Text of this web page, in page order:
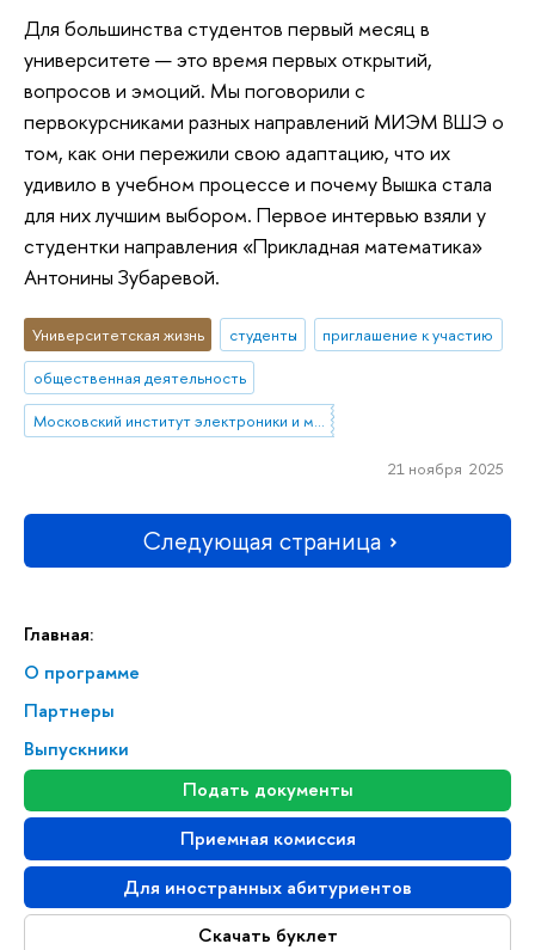
Главная:
О программе
Партнеры
Выпускники
Подать документы
Приемная комиссия
Для иностранных абитуриентов
Скачать буклет
Для большинства студентов первый месяц в
университете — это время первых открытий,
вопросов и эмоций. Мы поговорили с
первокурсниками разных направлений МИЭМ ВШЭ о
том, как они пережили свою адаптацию, что их
удивило в учебном процессе и почему Вышка стала
для них лучшим выбором. Первое интервью взяли у
студентки направления «Прикладная математика»
Антонины Зубаревой.
Университетская жизнь студенты
приглашение к участию
общественная деятельность
Московский институт электроники и математики им. А.Н. Тихонова
21 ноября 2025
Следующая страница